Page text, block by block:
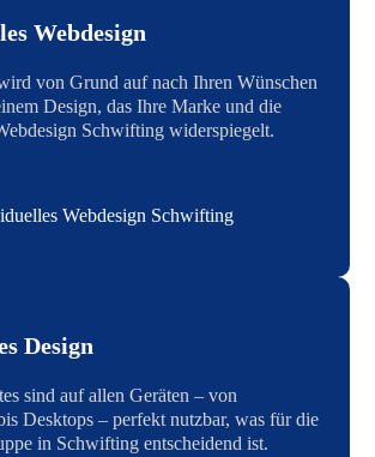
Webdesign
von Grund auf nach Ihren Wünschen
Design, das Ihre Marke und die
Schwifting widerspiegelt.
Design
sind auf allen Geräten – von
Desktops – perfekt nutzbar, was für die
in Schwifting entscheidend ist.